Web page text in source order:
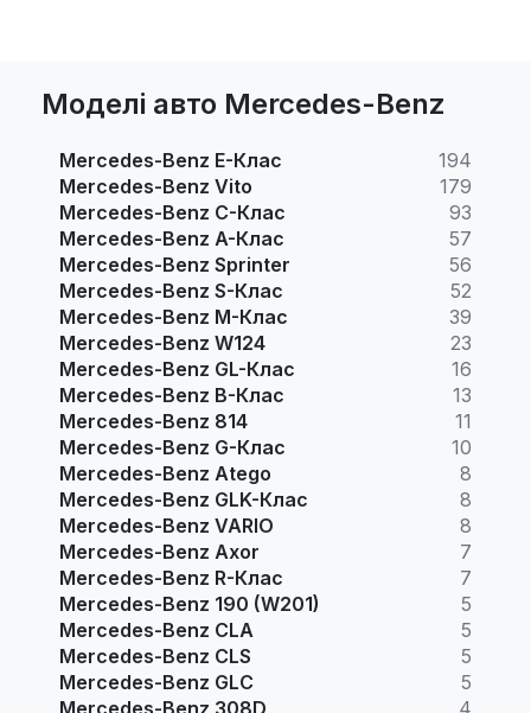
Моделі авто Mercedes-Benz
Mercedes-Benz E-Клас
194
Mercedes-Benz Vito
179
Mercedes-Benz C-Клас
93
Mercedes-Benz A-Клас
57
Mercedes-Benz Sprinter
56
Mercedes-Benz S-Клас
52
Mercedes-Benz M-Клас
39
Mercedes-Benz W124
23
Mercedes-Benz GL-Клас
16
Mercedes-Benz B-Клас
13
Mercedes-Benz 814
11
Mercedes-Benz G-Клас
10
Mercedes-Benz Atego
8
Mercedes-Benz GLK-Клас
8
Mercedes-Benz VARIO
8
Mercedes-Benz Axor
7
Mercedes-Benz R-Клас
7
Mercedes-Benz 190 (W201)
5
Mercedes-Benz CLA
5
Mercedes-Benz CLS
5
Mercedes-Benz GLC
5
Mercedes-Benz 308D
4